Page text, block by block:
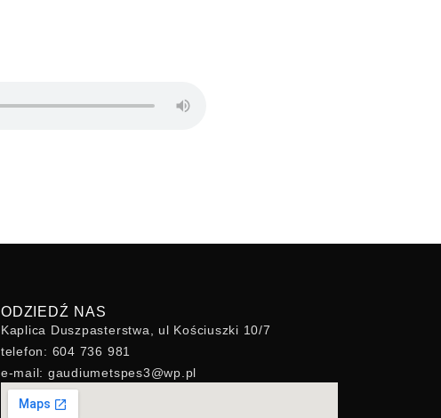
ODZIEDŹ NAS
Kaplica Duszpasterstwa, ul Kościuszki 10/7
telefon: 604 736 981
e-mail: gaudiumetspes3@wp.pl